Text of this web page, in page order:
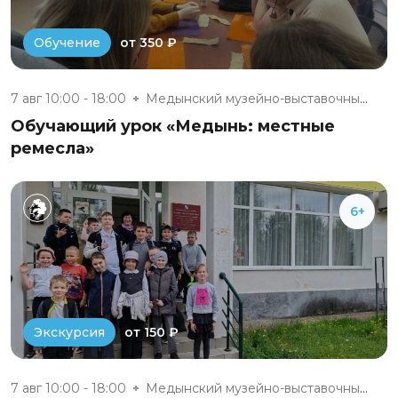
Обучение от 350 ₽
7 авг 10:00 - 18:00 Медынский музейно-выставочный...
Обучающий урок «Медынь: местные
ремесла»
6+
Экскурсия от 150 ₽
7 авг 10:00 - 18:00 Медынский музейно-выставочный...